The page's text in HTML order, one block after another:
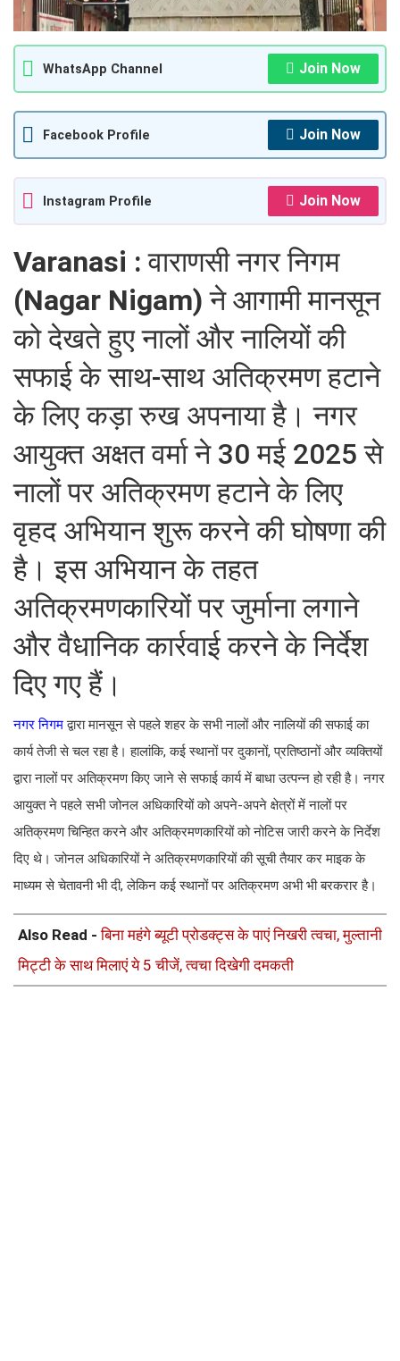
WhatsApp Channel Join Now
Facebook Profile Join Now
Instagram Profile Join Now
Varanasi :वाराणसी नगर निगम
(Nagar Nigam) ने आगामी मानसून
को देखते हुए नालों और नालियों की
सफाई के साथ-साथ अतिक्रमण हटाने
के लिए कड़ा रुख अपनाया है। नगर
आयुक्त अक्षत वर्मा ने 30 मई 2025 से
नालों पर अतिक्रमण हटाने के लिए
वृहद अभियान शुरू करने की घोषणा की
है। इस अभियान के तहत
अतिक्रमणकारियों पर जुर्माना लगाने
और वैधानिक कार्रवाई करने के निर्देश
दिए गए हैं।
नगर निगमद्वारा मानसून से पहले शहर के सभी नालों और नालियों की सफाई का
कार्य तेजी से चल रहा है। हालांकि, कई स्थानों पर दुकानों, प्रतिष्ठानों और व्यक्तियों
द्वारा नालों पर अतिक्रमण किए जाने से सफाई कार्य में बाधा उत्पन्न हो रही है। नगर
आयुक्त ने पहले सभी जोनल अधिकारियों को अपने-अपने क्षेत्रों में नालों पर
अतिक्रमण चिन्हित करने और अतिक्रमणकारियों को नोटिस जारी करने के निर्देश
दिए थे। जोनल अधिकारियों ने अतिक्रमणकारियों की सूची तैयार कर माइक के
माध्यम से चेतावनी भी दी, लेकिन कई स्थानों पर अतिक्रमण अभी भी बरकरार है।
Also Read -बिना महंगे ब्यूटी प्रोडक्ट्स के पाएं निखरी त्वचा, मुल्तानी
मिट्टी के साथ मिलाएं ये 5 चीजें, त्वचा दिखेगी दमकती